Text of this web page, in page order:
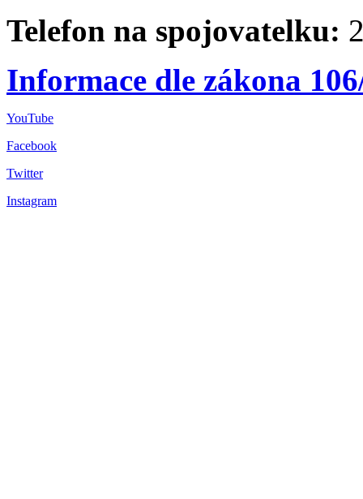
Telefon na spojovatelku:
Informace dle zákona
YouTube
Facebook
Twitter
Instagram